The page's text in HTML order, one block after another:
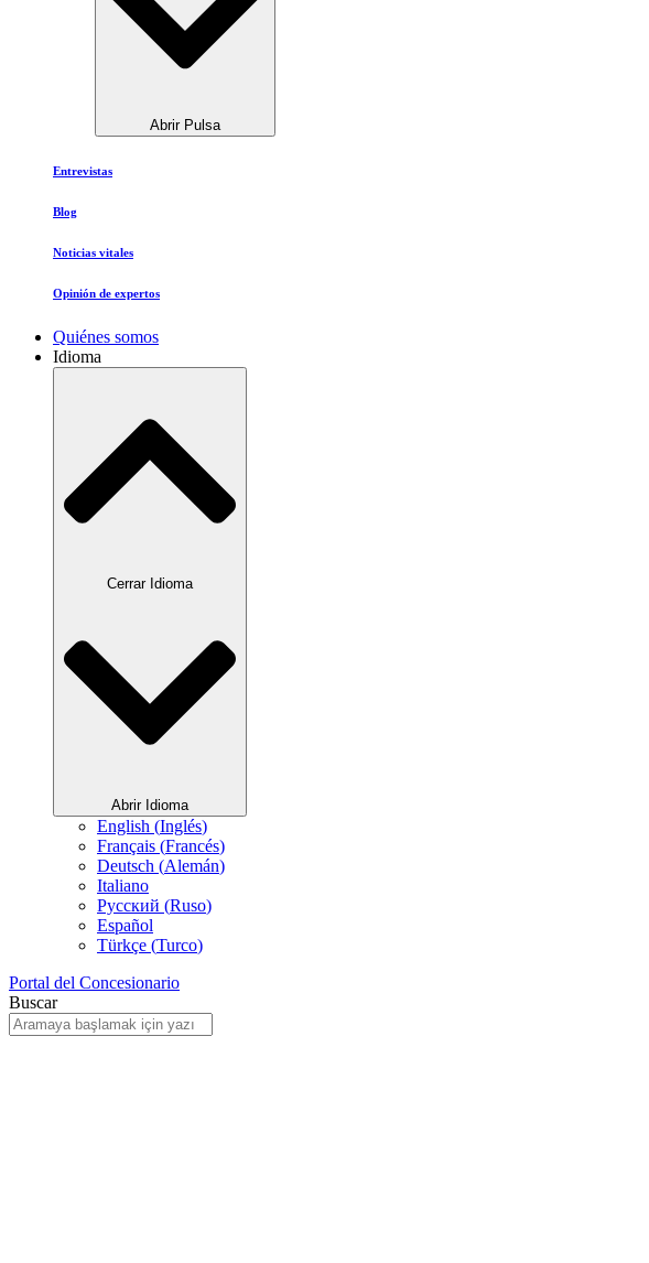
Abrir Pulsa
Entrevistas
Blog
Noticias vitales
Opinión de expertos
Quiénes somos
Idioma
Cerrar Idioma
Abrir Idioma
English (Inglés)
Français (Francés)
Deutsch (Alemán)
Italiano
Русский (Ruso)
Español
Türkçe (Turco)
Portal del Concesionario
Buscar